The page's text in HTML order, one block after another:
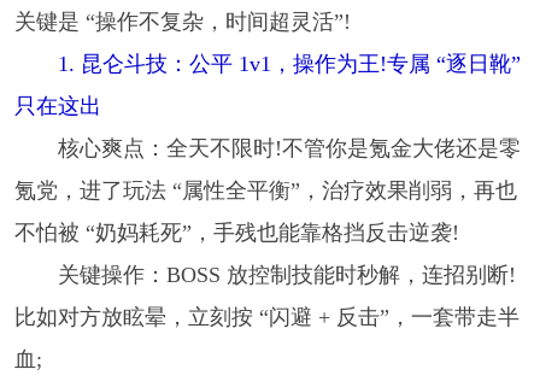
关键是 “操作不复杂，时间超灵活”!
1. 昆仑斗技：公平 1v1，操作为王!专属 “逐日靴”
只在这出
核心爽点：全天不限时!不管你是氪金大佬还是零
氪党，进了玩法 “属性全平衡”，治疗效果削弱，再也
不怕被 “奶妈耗死”，手残也能靠格挡反击逆袭!
关键操作：BOSS 放控制技能时秒解，连招别断!
比如对方放眩晕，立刻按 “闪避 + 反击”，一套带走半
血;